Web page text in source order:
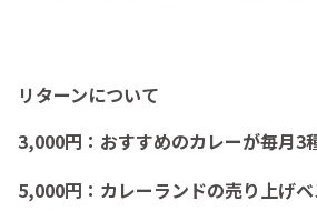
リターンについて
3,000円：おすすめのカレーが毎月3
5,000円：カレーランドの売り上げ